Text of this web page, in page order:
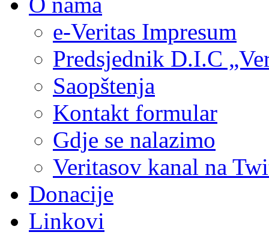
e-Veritas Impresum
Predsjednik D.I.C
Saopštenja
Kontakt formular
Gdje se nalazimo
Veritasov kanal na
Donacije
Linkovi